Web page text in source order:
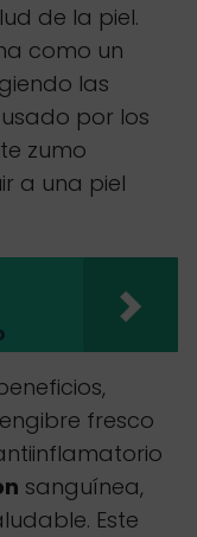
de la piel.
como un
las
por los
zumo
a una piel
fresco
sanguínea,
Este